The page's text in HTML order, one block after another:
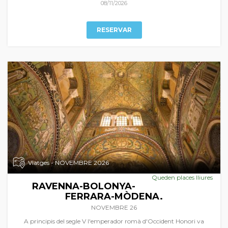
08/11/2026
RESERVAR
Viatges - NOVEMBRE 2026
Queden places lliures
RAVENNA-BOLONYA-
FERRARA-MÒDENA.
NOVEMBRE 26
A principis del segle V l'emperador romà d'Occident Honori va